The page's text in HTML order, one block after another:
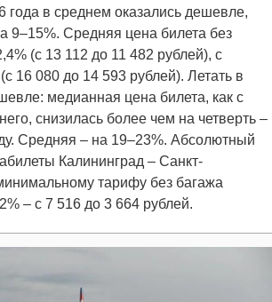
года в среднем оказались дешевле,
9–15%. Средняя цена билета без
(с 13 112 до 11 482 рублей), с
16 080 до 14 593 рублей). Летать в
медианная цена билета, как с
снизилась более чем на четверть –
Средняя – на 19–23%. Абсолютный
Калининград – Санкт-
тарифу без багажа
– с 7 516 до 3 664 рублей.